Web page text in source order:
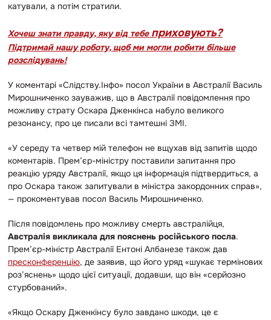
катували, а потім стратили.
Хочеш знати правду, яку від тебе приховують?
Підтримай нашу роботу, щоб ми могли робити більше
розслідувань!
У коментарі «Слідству.Інфо» посол України в Австралії Василь
Мирошниченко зауважив, що в Австралії повідомлення про
можливу страту Оскара Дженкінса набуло великого
резонансу, про це писали всі тамтешні ЗМІ.
«У середу та четвер мій телефон не вщухав від запитів щодо
коментарів. Прем’єр-міністру поставили запитання про
реакцію уряду Австралії, якщо ця інформація підтвердиться, а
про Оскара також запитували в міністра закордонних справ»,
— прокоментував посол Василь Мирошниченко.
Після повідомлень про можливу смерть австралійця,
Австралія викликала для пояснень російського посла.
Прем’єр-міністр Австралії Ентоні Албанезе також дав
пресконференцію, де заявив, що його уряд «шукає термінових
роз’яснень» щодо цієї ситуації, додавши, що він «серйозно
стурбований».
«Якщо Оскару Дженкінсу було завдано шкоди, це є